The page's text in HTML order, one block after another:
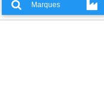
Marques